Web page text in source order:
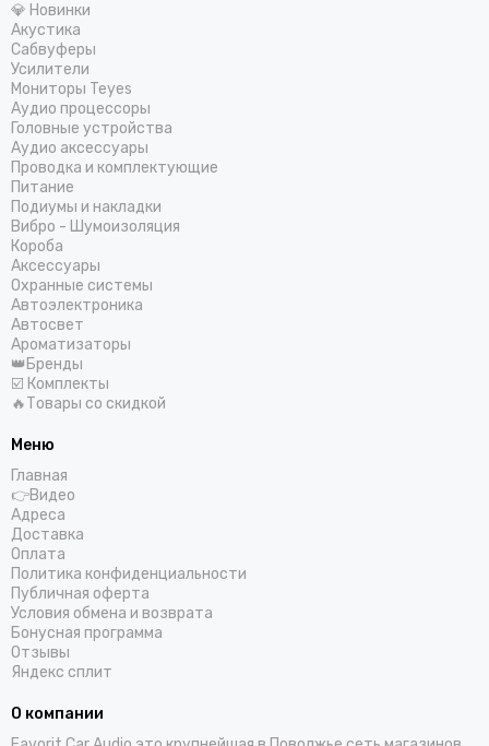
💎 Новинки
Акустика
Сабвуферы
Усилители
Мониторы Teyes
Аудио процессоры
Головные устройства
Аудио аксессуары
Проводка и комплектующие
Питание
Подиумы и накладки
Вибро - Шумоизоляция
Короба
Аксессуары
Охранные системы
Автоэлектроника
Автосвет
Ароматизаторы
👑Бренды
☑️ Комплекты
🔥Товары со скидкой
Меню
Главная
👉Видео
Адреса
Доставка
Оплата
Политика конфиденциальности
Публичная оферта
Условия обмена и возврата
Бонусная программа
Отзывы
Яндекс сплит
О компании